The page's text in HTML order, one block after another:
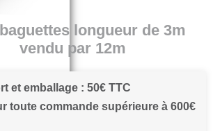
longueur de 3m
vendu par 12m
et emballage : 50€ TTC
toute commande supérieure à 600€